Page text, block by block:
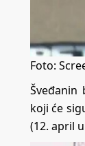
Foto:
Šveđanin
koji će
(12. april